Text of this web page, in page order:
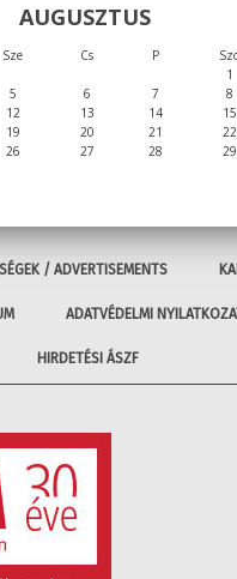
AUGUSZTUS
Sze Cs P
1
5 6 7 8
12 13 14 15
19 20 21 22
26 27 28 29
/ ADVERTISEMENTS
ADATVÉDELMI
HIRDETÉSI ÁSZF